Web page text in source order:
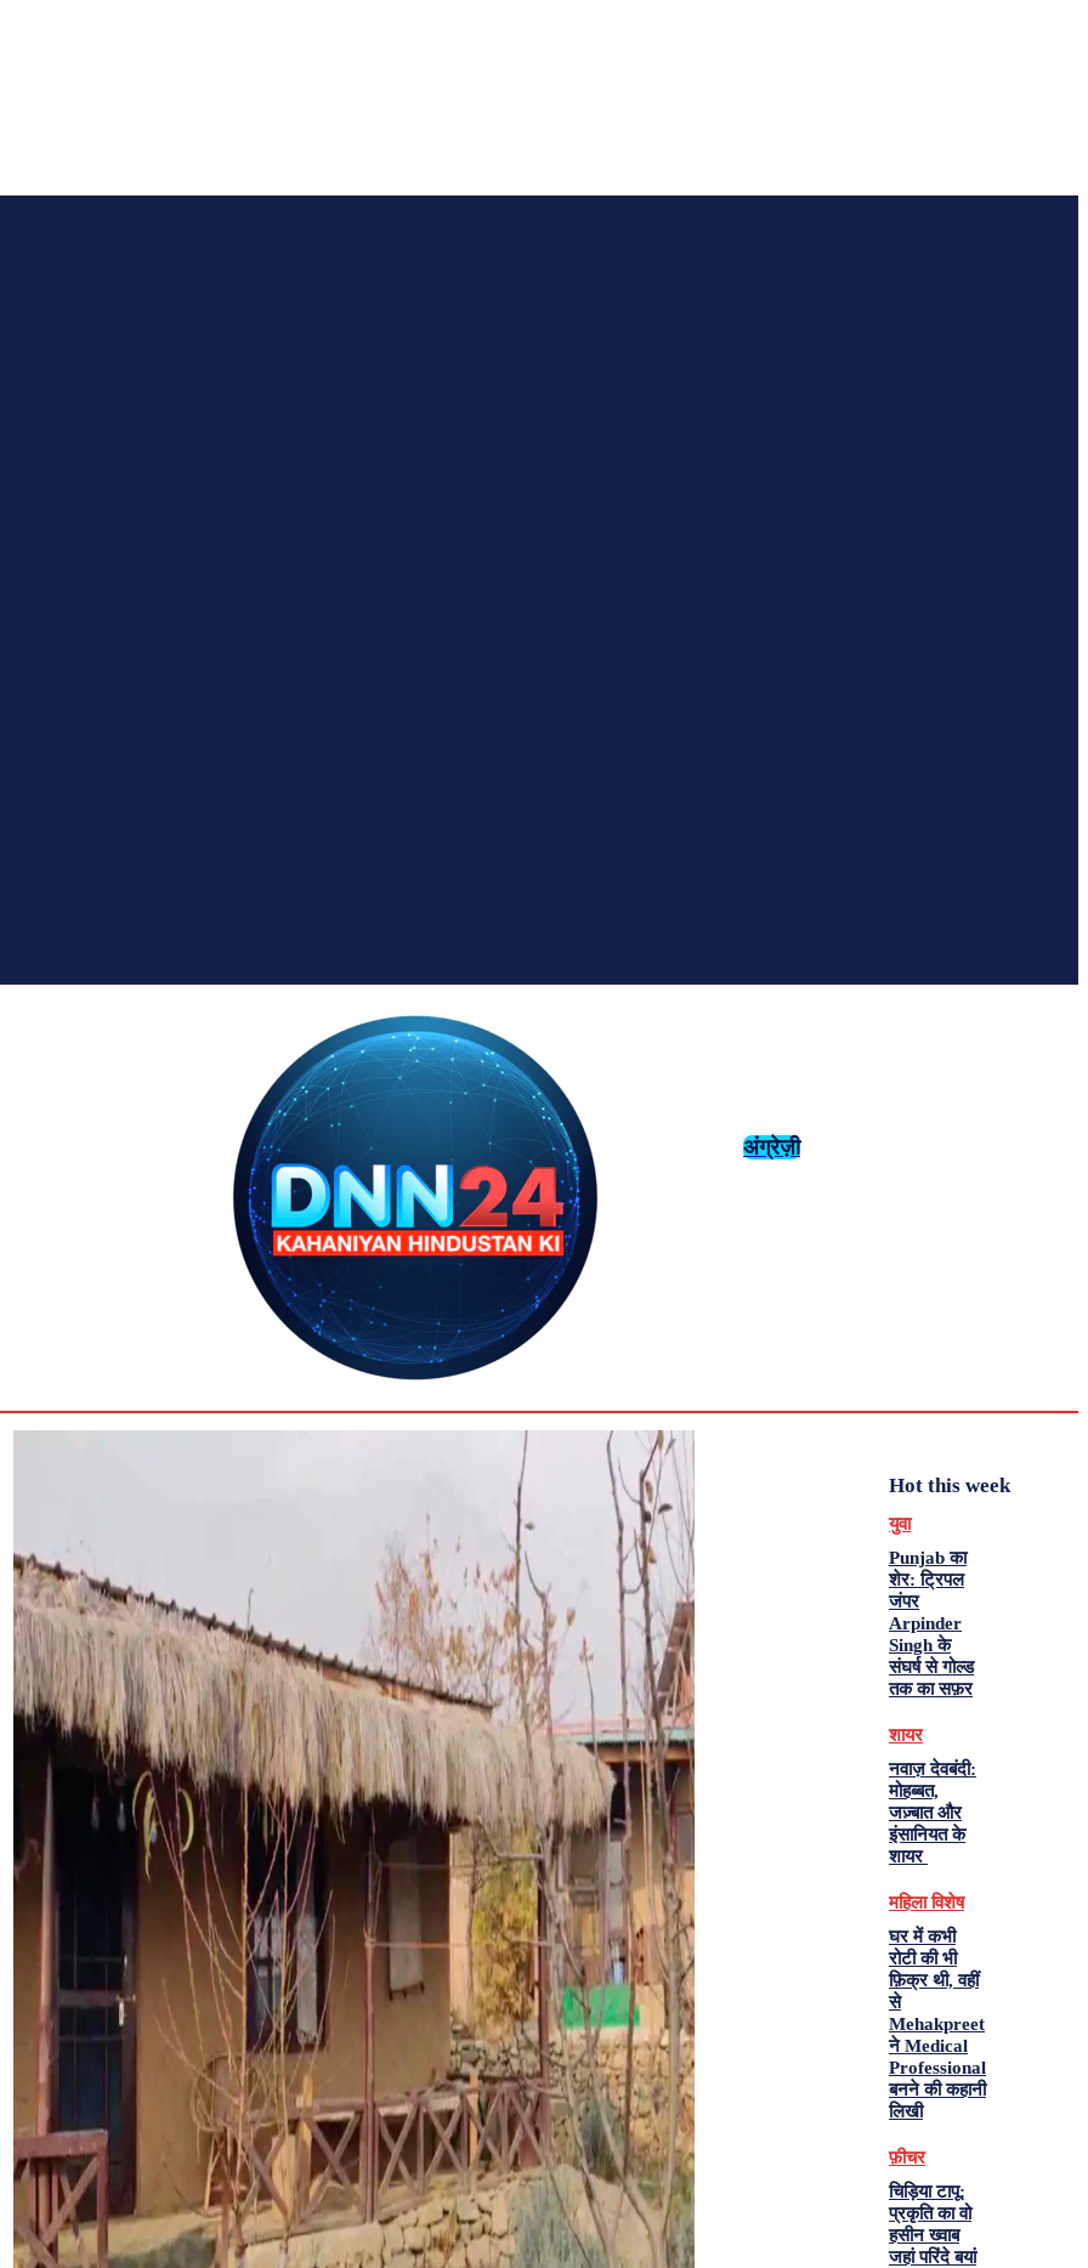
अंग्रेज़ी
Hot this week
युवा
Punjab का
शेर: ट्रिपल
जंपर
Arpinder
Singh के
संघर्ष से गोल्ड
तक का सफ़र
शायर
नवाज़ देवबंदी:
मोहब्बत,
जज़्बात और
इंसानियत के
शायर
महिला विशेष
घर में कभी
रोटी की भी
फ़िक्र थी, वहीं
से
Mehakpreet
ने Medical
Professional
बनने की कहानी
लिखी
फ़ीचर
चिड़िया टापू:
प्रकृति का वो
हसीन ख्वाब
जहां परिंदे बयां